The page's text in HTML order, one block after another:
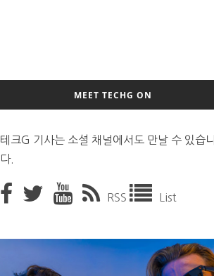
MEET TECHG ON
테크G 기사는 소셜 채널에서도 만날 수 있습니
다.
RSS List